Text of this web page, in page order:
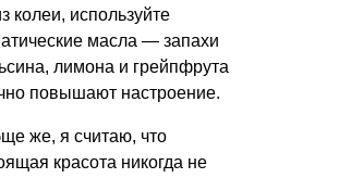
колеи, используйте
масла — запахи
лимона и грейпфрута
повышают настроение.
же, я считаю, что
красота никогда не